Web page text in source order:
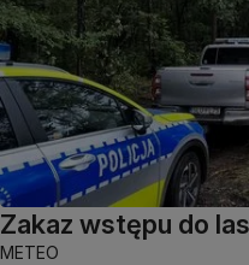
Zakaz wstępu do
METEO